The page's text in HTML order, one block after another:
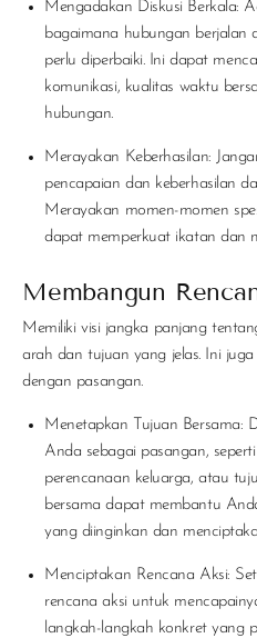
Mengadakan Diskusi Berkala:
bagaimana hubungan berjalan
perlu diperbaiki. Ini dapat
komunikasi, kualitas waktu
hubungan.
Merayakan Keberhasilan:
pencapaian dan keberhasilan
Merayakan momen-momen
dapat memperkuat ikatan dan
Membangun
Memiliki visi jangka panjang
arah dan tujuan yang jelas. Ini
dengan pasangan.
Menetapkan Tujuan Bersama:
Anda sebagai pasangan,
perencanaan keluarga, atau
bersama dapat membantu
yang diinginkan dan
Menciptakan Rencana Aksi:
rencana aksi untuk
langkah-langkah konkret yang